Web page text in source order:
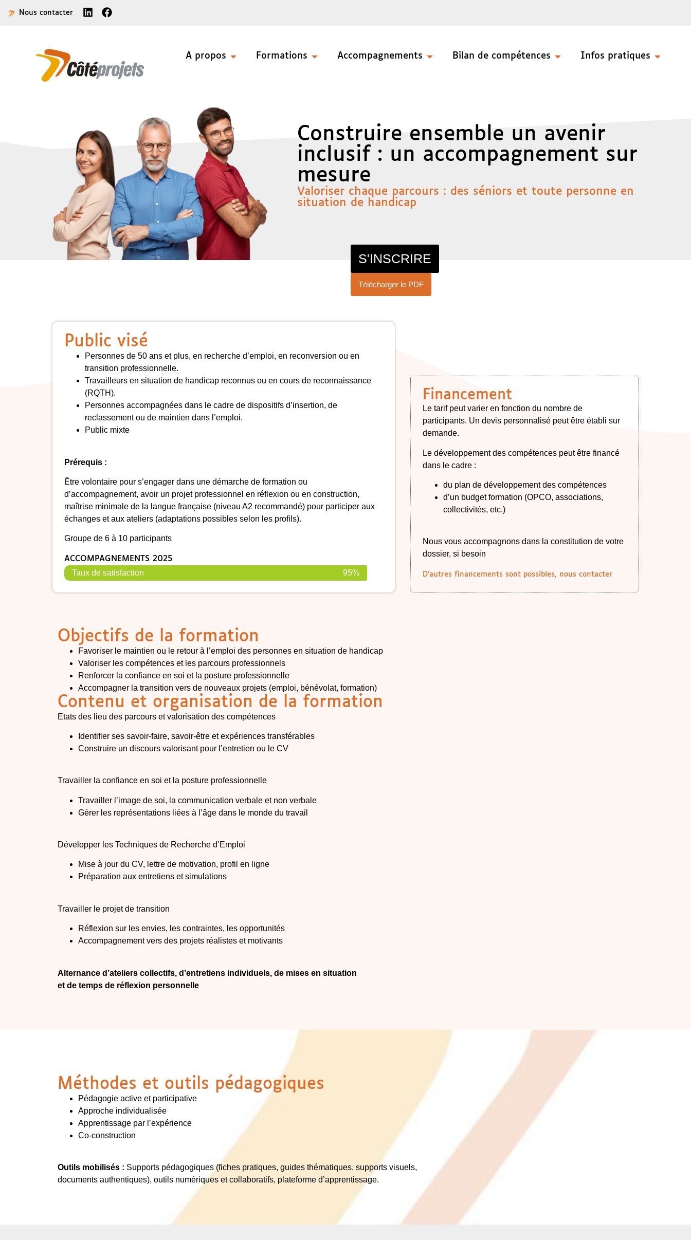
principalNous contacter
A propos Formations Accompagnements Bilan de compétences Infos pratiques
Construire ensemble un avenir
inclusif : un accompagnement sur
mesure
Valoriser chaque parcours : des séniors et toute personne en
situation de handicap
S'INSCRIRE
Télécharger le PDF
Public visé
Personnes de 50 ans et plus, en recherche d’emploi, en reconversion ou en
transition professionnelle.
Travailleurs en situation de handicap reconnus ou en cours de reconnaissance
(RQTH).
Personnes accompagnées dans le cadre de dispositifs d’insertion, de
reclassement ou de maintien dans l’emploi.
Public mixte
Prérequis :
Être volontaire pour s’engager dans une démarche de formation ou
d’accompagnement, avoir un projet professionnel en réflexion ou en construction,
maîtrise minimale de la langue française (niveau A2 recommandé) pour participer aux
échanges et aux ateliers (adaptations possibles selon les profils).
Groupe de 6 à 10 participants
ACCOMPAGNEMENTS 2025
Taux de satisfaction
95%
Financement
Le tarif peut varier en fonction du nombre de
participants. Un devis personnalisé peut être établi sur
demande.
Le développement des compétences peut être financé
dans le cadre :
du plan de développement des compétences
d’un budget formation (OPCO, associations,
collectivités, etc.)
Nous vous accompagnons dans la constitution de votre
dossier, si besoin
D’autres financements sont possibles, nous contacter
Objectifs de la formation
Favoriser le maintien ou le retour à l’emploi des personnes en situation de handicap
Valoriser les compétences et les parcours professionnels
Renforcer la confiance en soi et la posture professionnelle
Accompagner la transition vers de nouveaux projets (emploi, bénévolat, formation)
Contenu et organisation de la formation
Etats des lieu des parcours et valorisation des compétences
Identifier ses savoir-faire, savoir-être et expériences transférables
Construire un discours valorisant pour l’entretien ou le CV
Travailler la confiance en soi et la posture professionnelle
Travailler l’image de soi, la communication verbale et non verbale
Gérer les représentations liées à l’âge dans le monde du travail
Développer les Techniques de Recherche d’Emploi
Mise à jour du CV, lettre de motivation, profil en ligne
Préparation aux entretiens et simulations
Travailler le projet de transition
Réflexion sur les envies, les contraintes, les opportunités
Accompagnement vers des projets réalistes et motivants
Alternance d’ateliers collectifs, d’entretiens individuels, de mises en situation
et de temps de réflexion personnelle
Méthodes et outils pédagogiques
Pédagogie active et participative
Approche individualisée
Apprentissage par l’expérience
Co-construction
Outils mobilisés : Supports pédagogiques (fiches pratiques, guides thématiques, supports visuels,
documents authentiques), outils numériques et collaboratifs, plateforme d’apprentissage.